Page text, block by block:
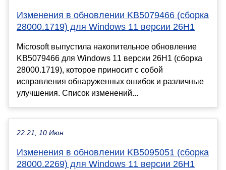
Изменения в обновлении KB5079466 (сборка
28000.1719) для Windows 11 версии 26H1
Microsoft выпустила накопительное обновление
KB5079466 для Windows 11 версии 26H1 (сборка
28000.1719), которое приносит с собой
исправления обнаруженных ошибок и различные
улучшения. Список изменений...
22:21, 10 Июн
Изменения в обновлении KB5095051 (сборка
28000.2269) для Windows 11 версии 26H1